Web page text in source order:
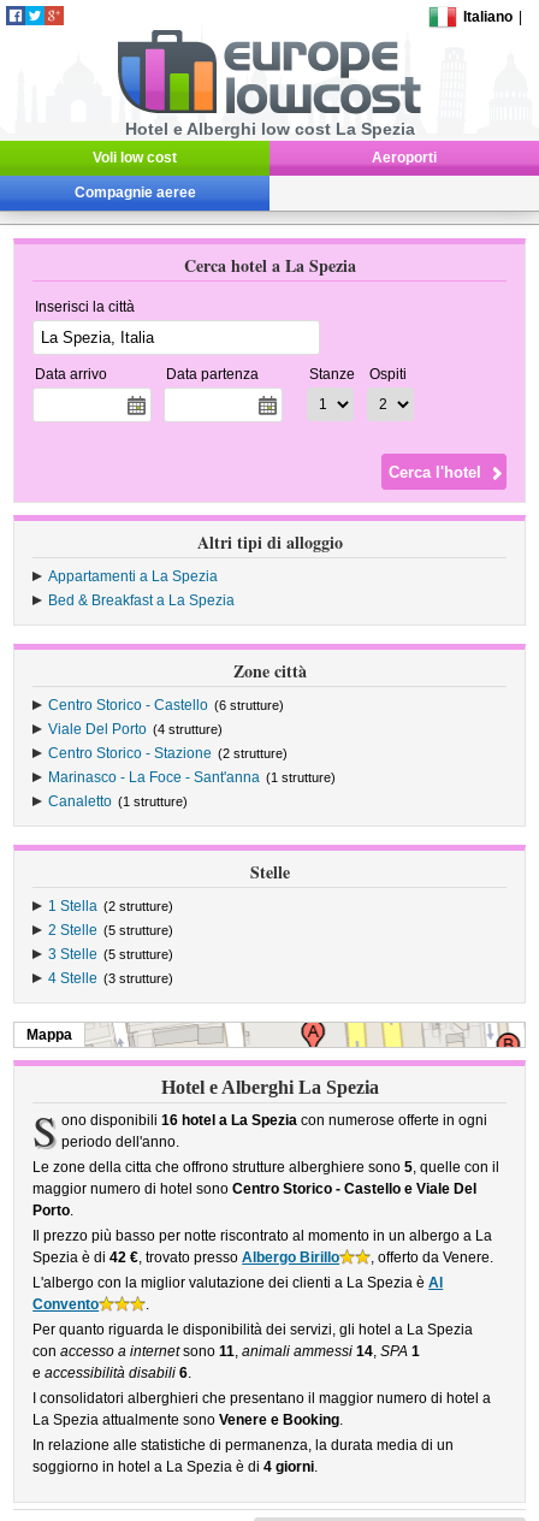
Italiano
Hotel e Alberghi low cost La Spezia
Voli low cost Aeroporti
Compagnie aeree
Cerca hotel a La Spezia
Inserisci la città
Data arrivo Data partenza Stanze Ospiti
Altri tipi di alloggio
Appartamenti a La Spezia
Bed & Breakfast a La Spezia
Zone città
Centro Storico - Castello (6 strutture)
Viale Del Porto (4 strutture)
Centro Storico - Stazione (2 strutture)
Marinasco - La Foce - Sant'anna (1 strutture)
Canaletto (1 strutture)
Stelle
1 Stella (2 strutture)
2 Stelle (5 strutture)
3 Stelle (5 strutture)
4 Stelle (3 strutture)
Mappa
Hotel e Alberghi La Spezia
S ono disponibili 16 hotel a La Speziacon numerose offerte in ogni
periodo dell'anno.
Le zone della citta che offrono strutture alberghiere sono5, quelle con il
maggior numero di hotel sonoCentro Storico - Castello e Viale Del
Porto.
Il prezzo più basso per notte riscontrato al momento in un albergo a La
Spezia è di42 €, trovato pressoAlbergo Birillo
, offerto da Venere.
L'albergo con la miglior valutazione dei clienti a La Spezia èAl
Convento
.
Per quanto riguarda le disponibilità dei servizi, gli hotel a La Spezia
conaccesso a internetsono11,animali ammessi 14,SPA 1
eaccessibilità disabili 6.
I consolidatori alberghieri che presentano il maggior numero di hotel a
La Spezia attualmente sonoVenere e Booking.
In relazione alle statistiche di permanenza, la durata media di un
soggiorno in hotel a La Spezia è di4 giorni.